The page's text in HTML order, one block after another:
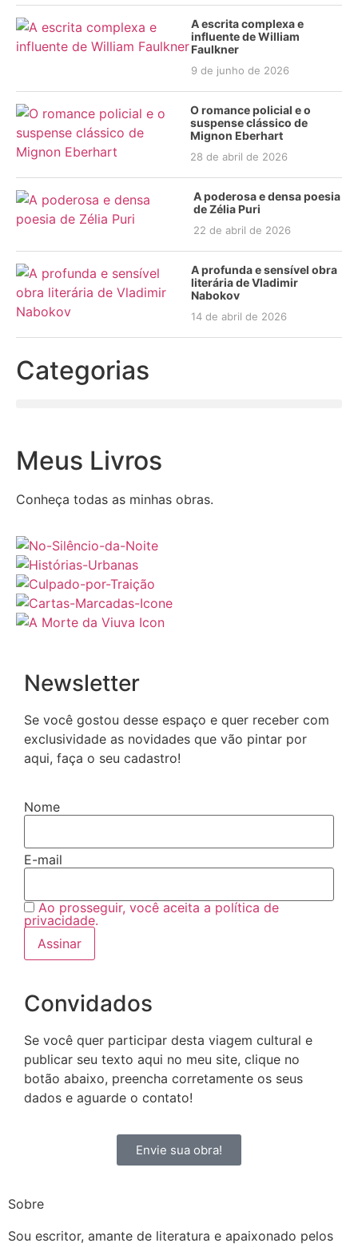
A escrita complexa e
influente de William
Faulkner
9 de junho de 2026
O romance policial e o
suspense clássico de
Mignon Eberhart
28 de abril de 2026
A poderosa e densa poesia
de Zélia Puri
22 de abril de 2026
A profunda e sensível obra
literária de Vladimir
Nabokov
14 de abril de 2026
Categorias
Meus Livros
Conheça todas as minhas obras.
Newsletter
Se você gostou desse espaço e quer receber com
exclusividade as novidades que vão pintar por
aqui, faça o seu cadastro!
Nome
E-mail
Ao prosseguir, você aceita a política de
privacidade.
Convidados
Se você quer participar desta viagem cultural e
publicar seu texto aqui no meu site, clique no
botão abaixo, preencha corretamente os seus
dados e aguarde o contato!
Envie sua obra!
Sobre
Sou escritor, amante de literatura e apaixonado pelos